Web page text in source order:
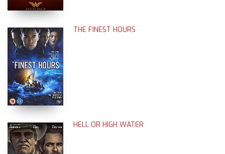
THE FINEST HOURS
HELL OR HIGH WATER